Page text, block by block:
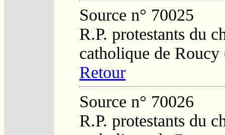
Source n° 70025
R.P. protestants du
catholique de Roucy
Retour
Source n° 70026
R.P. protestants du